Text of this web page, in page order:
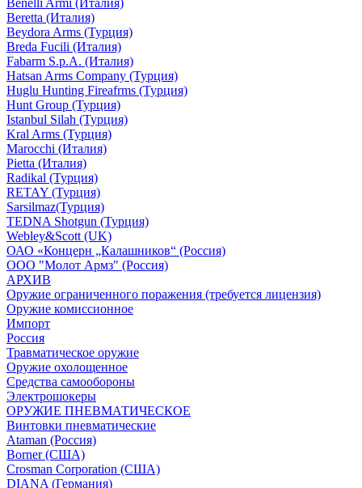
Benelli Armi (Италия)
Beretta (Италия)
Beydora Arms (Турция)
Breda Fucili (Италия)
Fabarm S.p.A. (Италия)
Hatsan Arms Company (Турция)
Huglu Hunting Fireafrms (Турция)
Hunt Group (Турция)
Istanbul Silah (Турция)
Kral Arms (Турция)
Marocchi (Италия)
Pietta (Италия)
Radikal (Турция)
RETAY (Турция)
Sarsilmaz(Турция)
TEDNA Shotgun (Турция)
Webley&Scott (UK)
ОАО «Концерн „Калашников“ (Россия)
ООО "Молот Армз" (Россия)
АРХИВ
Оружие ограниченного поражения (требуется лицензия)
Оружие комиссионное
Импорт
Россия
Травматическое оружие
Оружие охолощенное
Средства самообороны
Электрошокеры
ОРУЖИЕ ПНЕВМАТИЧЕСКОЕ
Винтовки пневматические
Ataman (Россия)
Borner (США)
Crosman Corporation (США)
DIANA (Германия)